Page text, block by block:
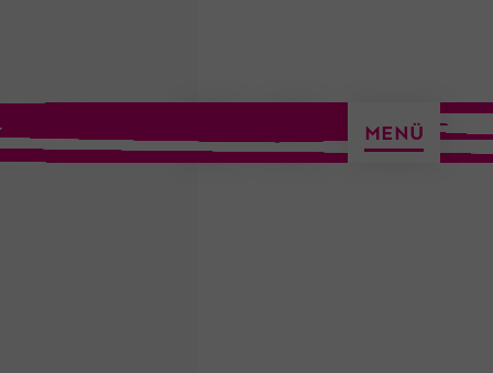
vereinbaren MENÜ